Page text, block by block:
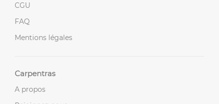
CGU
FAQ
Mentions légales
Carpentras
A propos